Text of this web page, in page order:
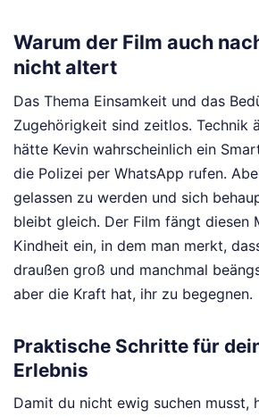
Warum der Film auch
nicht altert
Das Thema Einsamkeit und das
Zugehörigkeit sind zeitlos. Technik
hätte Kevin wahrscheinlich ein
die Polizei per WhatsApp rufen.
gelassen zu werden und sich
bleibt gleich. Der Film fängt diesen
Kindheit ein, in dem man merkt,
draußen groß und manchmal
aber die Kraft hat, ihr zu begegnen.
Praktische Schritte für
Erlebnis
Damit du nicht ewig suchen musst,